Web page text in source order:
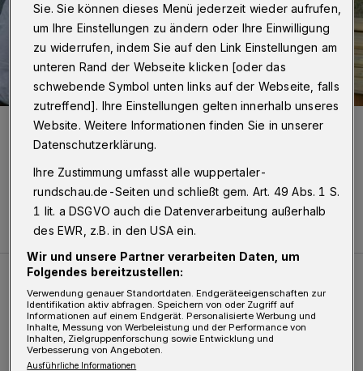
Weitere Bilderstrecken
Sommer in der Elberfelder City
Sie. Sie können dieses Menü jederzeit wieder aufrufen,
um Ihre Einstellungen zu ändern oder Ihre Einwilligung
zu widerrufen, indem Sie auf den Link Einstellungen am
unteren Rand der Webseite klicken [oder das
schwebende Symbol unten links auf der Webseite, falls
zutreffend]. Ihre Einstellungen gelten innerhalb unseres
Website. Weitere Informationen finden Sie in unserer
Datenschutzerklärung.
Ihre Zustimmung umfasst alle wuppertaler-
rundschau.de-Seiten und schließt gem. Art. 49 Abs. 1 S.
1 lit. a DSGVO auch die Datenverarbeitung außerhalb
des EWR, z.B. in den USA ein.
Wir und unsere Partner verarbeiten Daten, um
Folgendes bereitzustellen:
Verwendung genauer Standortdaten. Endgeräteeigenschaften zur
Identifikation aktiv abfragen. Speichern von oder Zugriff auf
Informationen auf einem Endgerät. Personalisierte Werbung und
Inhalte, Messung von Werbeleistung und der Performance von
Inhalten, Zielgruppenforschung sowie Entwicklung und
Verbesserung von Angeboten.
Ausführliche Informationen